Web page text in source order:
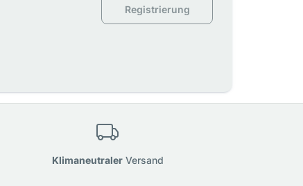
Registrierung
KlimaneutralerVersand